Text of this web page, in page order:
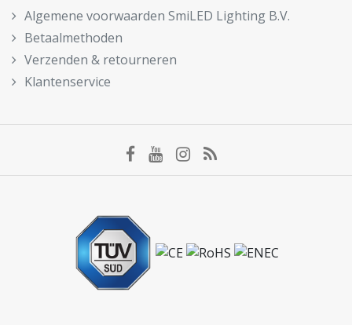
Algemene voorwaarden SmiLED Lighting B.V.
Betaalmethoden
Verzenden & retourneren
Klantenservice